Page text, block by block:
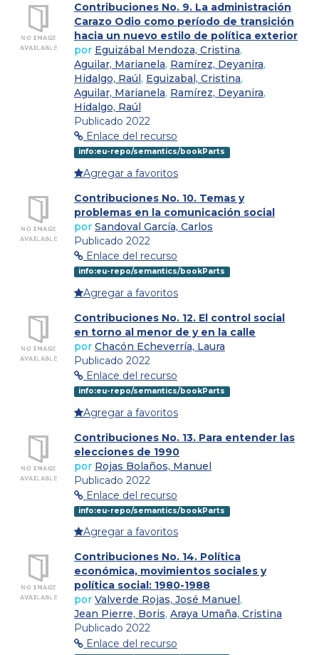
Contribuciones No. 9. La administración
Carazo Odio como período de transición
hacia un nuevo estilo de política exterior
por Eguizábal Mendoza, Cristina,
Aguilar, Marianela, Ramírez, Deyanira,
Hidalgo, Raúl, Eguizabal, Cristina,
Aguilar, Marianela, Ramírez, Deyanira,
Hidalgo, Raúl
Publicado 2022
Enlace del recurso
info:eu-repo/semantics/bookParts
Agregar a favoritos
Contribuciones No. 10. Temas y
problemas en la comunicación social
por Sandoval García, Carlos
Publicado 2022
Enlace del recurso
info:eu-repo/semantics/bookParts
Agregar a favoritos
Contribuciones No. 12. El control social
en torno al menor de y en la calle
por Chacón Echeverría, Laura
Publicado 2022
Enlace del recurso
info:eu-repo/semantics/bookParts
Agregar a favoritos
Contribuciones No. 13. Para entender las
elecciones de 1990
por Rojas Bolaños, Manuel
Publicado 2022
Enlace del recurso
info:eu-repo/semantics/bookParts
Agregar a favoritos
Contribuciones No. 14. Política
económica, movimientos sociales y
política social: 1980-1988
por Valverde Rojas, José Manuel,
Jean Pierre, Boris, Araya Umaña, Cristina
Publicado 2022
Enlace del recurso